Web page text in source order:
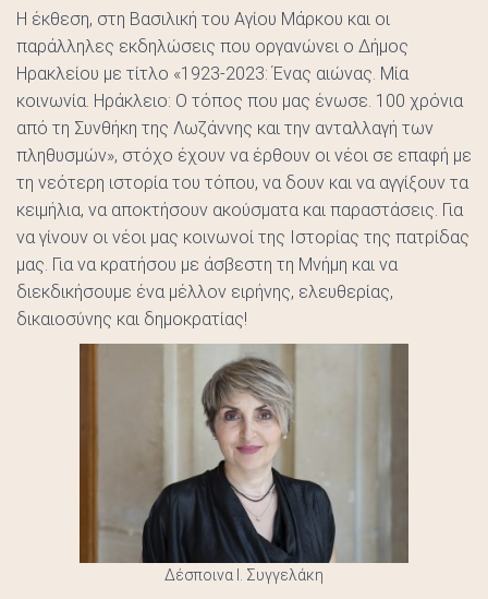
Η έκθεση, στη Βασιλική του Αγίου Μάρκου και οι
παράλληλες εκδηλώσεις που οργανώνει ο Δήμος
Ηρακλείου με τίτλο «1923-2023: Ένας αιώνας. Μία
κοινωνία. Ηράκλειο: Ο τόπος που μας ένωσε. 100 χρόνια
από τη Συνθήκη της Λωζάννης και την ανταλλαγή των
πληθυσμών», στόχο έχουν να έρθουν οι νέοι σε επαφή με
τη νεότερη ιστορία του τόπου, να δουν και να αγγίξουν τα
κειμήλια, να αποκτήσουν ακούσματα και παραστάσεις. Για
να γίνουν οι νέοι μας κοινωνοί της Ιστορίας της πατρίδας
μας. Για να κρατήσου με άσβεστη τη Μνήμη και να
διεκδικήσουμε ένα μέλλον ειρήνης, ελευθερίας,
δικαιοσύνης και δημοκρατίας!
Δέσποινα Ι. Συγγελάκη